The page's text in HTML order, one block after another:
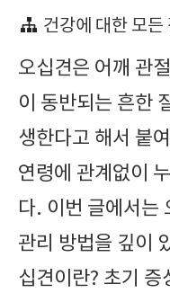
건강에 대한 모
오십견은 어깨 관
이 동반되는 흔한
생한다고 해서 붙
연령에 관계없이
다. 이번 글에서는
관리 방법을 깊이
십견이란? 초기